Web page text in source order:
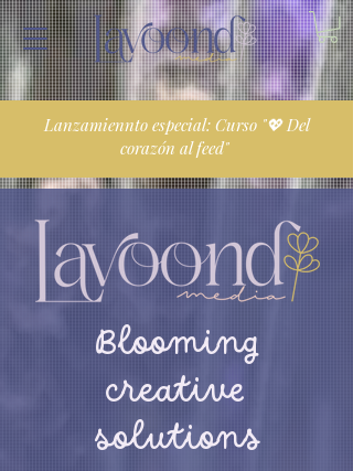
Lanzamiennto especial: Curso "💖 Del
corazón al feed"
Blooming
creative
solutions